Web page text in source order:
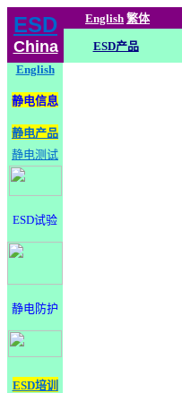
ESD
China
English 繁体
ESD产品
English
静电信息
静电产品
静电测试
ESD试验
静电防护
ESD培训